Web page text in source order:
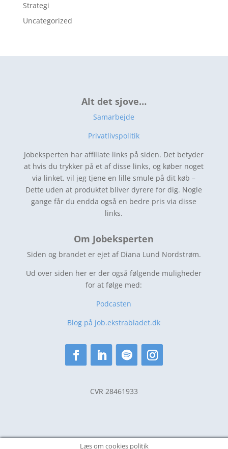
Strategi
Uncategorized
Alt det sjove…
Samarbejde
Privatlivspolitik
Jobeksperten har affiliate links på siden. Det betyder
at hvis du trykker på et af disse links, og køber noget
via linket, vil jeg tjene en lille smule på dit køb –
Dette uden at produktet bliver dyrere for dig. Nogle
gange får du endda også en bedre pris via disse
links.
Om Jobeksperten
Siden og brandet er ejet af Diana Lund Nordstrøm.
Ud over siden her er der også følgende muligheder
for at følge med:
Podcasten
Blog på job.ekstrabladet.dk
CVR 28461933
Læs om cookies politik